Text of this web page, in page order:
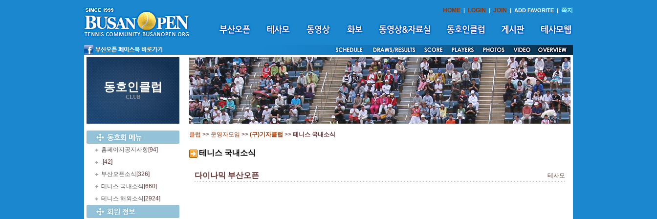
HOME | LOGIN | JOIN | ADD FAVORITE | 쪽지
동호인클럽
CLUB
홈페이지공지사항[94]
.[42]
부산오픈소식 [326]
테니스 국내소식 [660]
테니스 해외소식 [2924]
클럽 >> 운영자모임 >> (구)기자클럽 >> 테니스 국내소식
테니스 국내소식
다이나믹 부산오픈 테사모